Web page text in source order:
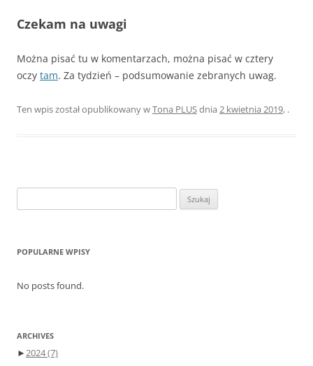
Czekam na uwagi
Można pisać tu w komentarzach, można pisać w cztery
oczy tam. Za tydzień – podsumowanie zebranych uwag.
Ten wpis został opublikowany wTona PLUSdnia 2 kwietnia 2019, .
POPULARNE WPISY
No posts found.
ARCHIVES
►2024(7)